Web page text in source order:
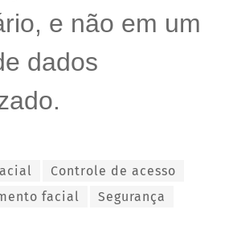
e não em um
dados
Controle de acesso
facial Segurança